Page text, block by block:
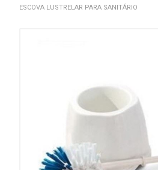
ESCOVA LUSTRELAR PARA SANITÁRIO